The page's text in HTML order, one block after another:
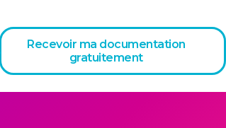
Recevoir ma documentation
gratuitement